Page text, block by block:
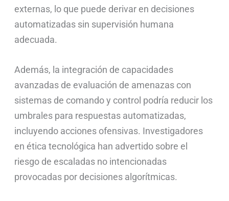
externas, lo que puede derivar en decisiones
automatizadas sin supervisión humana
adecuada.
Además, la integración de capacidades
avanzadas de evaluación de amenazas con
sistemas de comando y control podría reducir los
umbrales para respuestas automatizadas,
incluyendo acciones ofensivas. Investigadores
en ética tecnológica han advertido sobre el
riesgo de escaladas no intencionadas
provocadas por decisiones algorítmicas.